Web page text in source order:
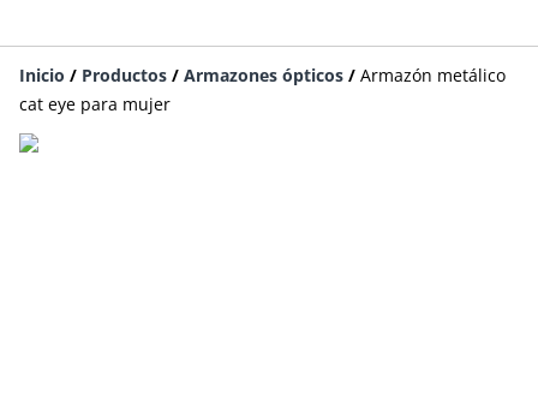
Inicio / Productos / Armazones ópticos / Armazón metálico
cat eye para mujer